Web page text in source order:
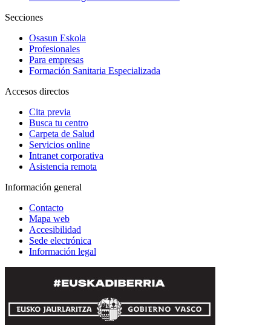
Secciones
Osasun Eskola
Profesionales
Para empresas
Formación Sanitaria Especializada
Accesos directos
Cita previa
Busca tu centro
Carpeta de Salud
Servicios online
Intranet corporativa
Asistencia remota
Información general
Contacto
Mapa web
Accesibilidad
Sede electrónica
Información legal